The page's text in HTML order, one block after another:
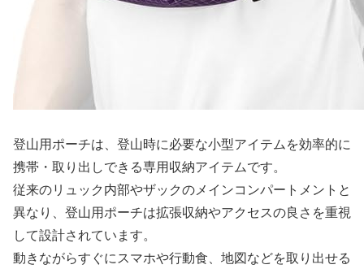
登山用ポーチは、登山時に必要な小型アイテムを効率的に
携帯・取り出しできる専用収納アイテムです。
従来のリュック内部やザックのメインコンパートメントと
異なり、登山用ポーチは拡張収納やアクセスの良さを重視
して設計されています。
動きながらすぐにスマホや行動食、地図などを取り出せる